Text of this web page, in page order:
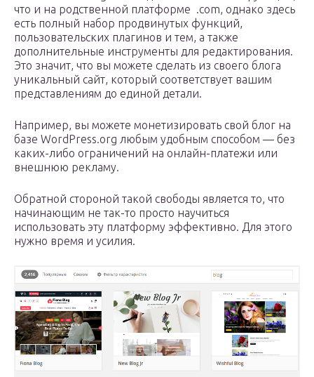
что и на родственной платформе .com, однако здесь
есть полный набор продвинутых функций,
пользовательских плагинов и тем, а также
дополнительные инструменты для редактирования.
Это значит, что вы можете сделать из своего блога
уникальный сайт, который соответствует вашим
представлениям до единой детали.
Например, вы можете монетизировать свой блог на
базе WordPress.org любым удобным способом — без
каких-либо ограничений на онлайн-платежи или
внешнюю рекламу.
Обратной стороной такой свободы является то, что
начинающим не так-то просто научиться
использовать эту платформу эффективно. Для этого
нужно время и усилия.